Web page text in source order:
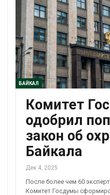
БАЙКАЛ
Комитет
одобрил
закон об
Байкала
Дек 4, 2025
После более чем 60
Комитет Госдумы